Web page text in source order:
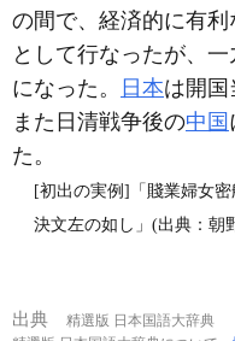
の間で、経済的に有利
として行なったが、
になった。
日本は開国
また日清戦争後の中国
た。
[初出の実例]「賤業婦女
決文左の如し」(出典：朝
出典
精選版 日本国語大辞典